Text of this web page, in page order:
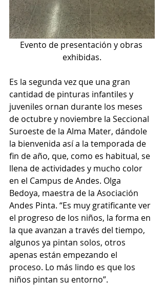
Evento de presentación y obras
exhibidas.
Es la segunda vez que una gran
cantidad de pinturas infantiles y
juveniles ornan durante los meses
de octubre y noviembre la Seccional
Suroeste de la Alma Mater, dándole
la bienvenida así a la temporada de
fin de año, que, como es habitual, se
llena de actividades y mucho color
en el Campus de Andes. Olga
Bedoya, maestra de la Asociación
Andes Pinta. “Es muy gratificante ver
el progreso de los niños, la forma en
la que avanzan a través del tiempo,
algunos ya pintan solos, otros
apenas están empezando el
proceso. Lo más lindo es que los
niños pintan su entorno”.